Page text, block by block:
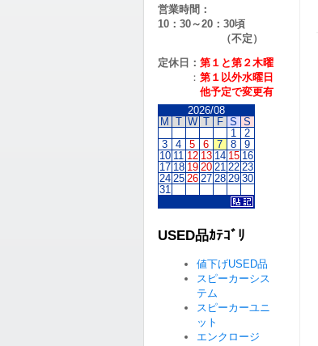
営業時間：
10：30～20：30頃
（不定）
定休日： 第１と第２木曜
： 第１以外水曜日
他予定で変更有
2026/08
M
T W T F S S
1
2
3
4 5 6 7 8
9
10 11 12 13 14 15 16
17 18 19 20 21 22 23
24 25 26 27 28 29 30
31
USED品ｶﾃｺﾞﾘ
値下げUSED品
スピーカーシス
テム
スピーカーユニ
ット
エンクロージ